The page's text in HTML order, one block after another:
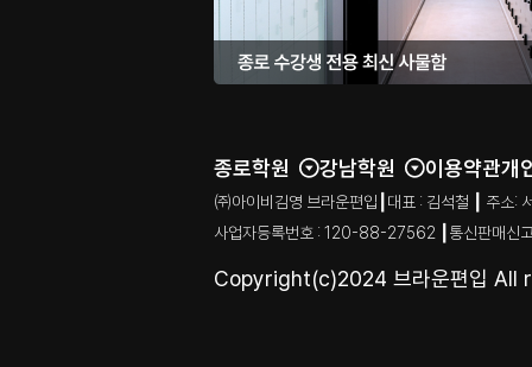
종로학원 강남학원 이용약관개
㈜아이비김영 브라운편입┃대표 : 김석철 ┃ 주
사업자등록번호 : 120-88-27562 ┃통신판매신
Copyright(c)2024 브라운편입